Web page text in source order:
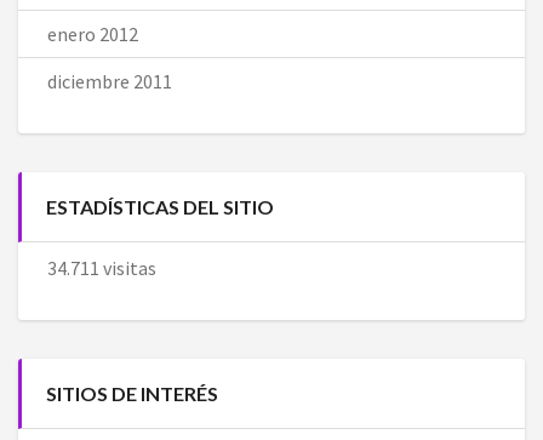
enero 2012
diciembre 2011
ESTADÍSTICAS DEL SITIO
34.711 visitas
SITIOS DE INTERÉS